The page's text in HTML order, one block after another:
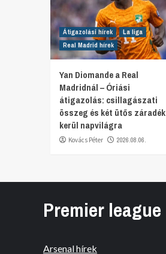
Átigazolási hírek
La liga
Real Madrid hírek
Yan Diomande a Real
Madridnál – Óriási
átigazolás: csillagászati
összeg és két ütős záradék
kerül napvilágra
Kovács Péter 2026.08.06.
Premier league
Arsenal hírek